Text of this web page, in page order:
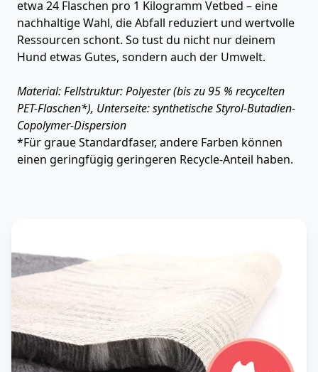
etwa 24 Flaschen pro 1 Kilogramm Vetbed – eine
nachhaltige Wahl, die Abfall reduziert und wertvolle
Ressourcen schont. So tust du nicht nur deinem
Hund etwas Gutes, sondern auch der Umwelt.
Material: Fellstruktur: Polyester (bis zu 95 % recycelten
PET-Flaschen*), Unterseite: synthetische Styrol-Butadien-
Copolymer-Dispersion
*Für graue Standardfaser, andere Farben können
einen geringfügig geringeren Recycle-Anteil haben.